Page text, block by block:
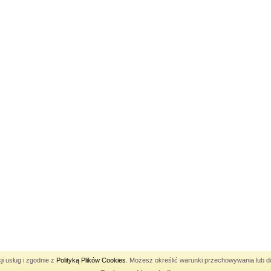
usług i zgodnie z Polityką Plików Cookies . Możesz określić warunki przechowywania lub
Pozycjonowanie Katowice